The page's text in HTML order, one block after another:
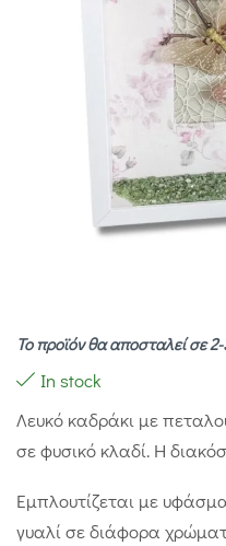
Το προϊόν θα αποσταλεί σε
In stock
Λευκό καδράκι με
σε φυσικό κλαδί. Η
Εμπλουτίζεται με
γυαλί σε διάφορα